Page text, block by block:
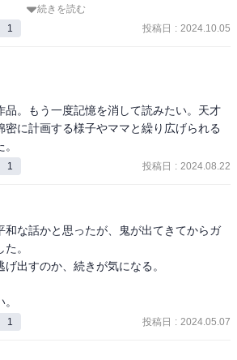
いう制度、発想がおもしろかった。
部分もありつつ、ドキドキしながら最後ま
た。
もしろかった。
続きを読む
1 投稿日 : 2024.10.05
品。もう一度記憶を消して読みたい。天才
密に計画する様子やママと繰り広げられる
1 投稿日 : 2024.08.22
和な話かと思ったが、鬼が出てきてからガ
。
出すのか、続きが気になる。
1 投稿日 : 2024.05.07